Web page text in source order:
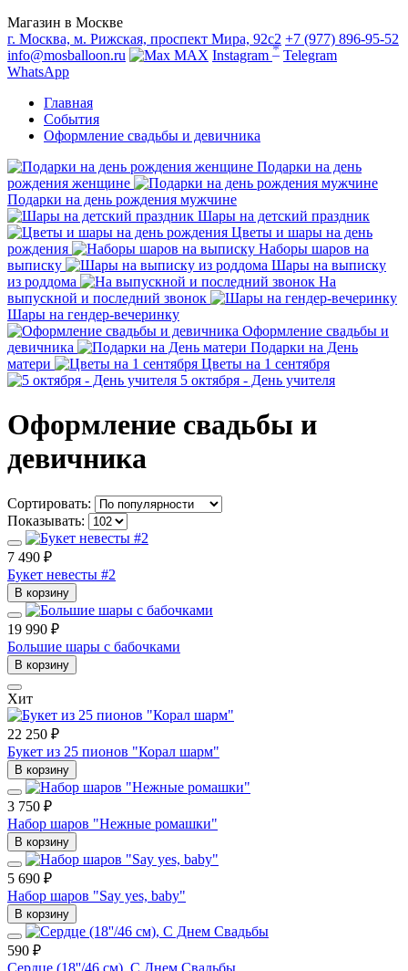
Магазин в Москве
г. Москва, м. Рижская, проспект Мира, 92с2 +7 (977) 896-95-52
info@mosballoon.ru
MAX Instagram * Telegram
WhatsApp
Главная
События
Оформление свадьбы и девичника
Подарки на день
рождения женщине
Подарки на день рождения мужчине
Шары на детский праздник
Цветы и шары на день
рождения
Наборы шаров на
выписку
Шары на выписку
из роддома
На
выпускной и последний звонок
Шары на гендер-вечеринку
Оформление свадьбы и
девичника
Подарки на День
матери
Цветы на 1 сентября
5 октября - День учителя
Оформление свадьбы и
девичника
Сортировать:
Показывать:
7 490 ₽
Букет невесты #2
В корзину
19 990 ₽
Большие шары с бабочками
В корзину
Хит
22 250 ₽
Букет из 25 пионов "Корал шарм"
В корзину
3 750 ₽
Набор шаров "Нежные ромашки"
В корзину
5 690 ₽
Набор шаров "Say yes, baby"
В корзину
590 ₽
Сердце (18''/46 см), С Днем Свадьбы